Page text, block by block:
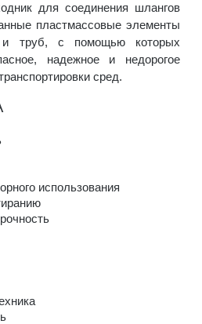
для соединения шлангов
пластмассовые элементы
и труб, с помощью которых
надежное и недорогое
сред.
использования